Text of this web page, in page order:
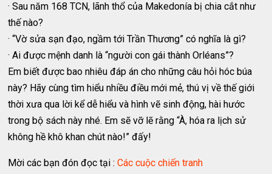
· Sau năm 168 TCN, lãnh thổ của Makedonía bị chia cắt như
thế nào?
· “Vờ sửa sạn đạo, ngầm tới Trần Thương” có nghĩa là gì?
· Ai được mệnh danh là “người con gái thành Orléans”?
Em biết được bao nhiêu đáp án cho những câu hỏi hóc búa
này? Hãy cùng tìm hiểu nhiều điều mới mẻ, thú vị về thế giới
thời xưa qua lời kể dễ hiểu và hình vẽ sinh động, hài hước
trong bộ sách này nhé. Em sẽ vỡ lẽ rằng “À, hóa ra lịch sử
không hề khô khan chút nào!” đấy!
Mời các bạn đón đọc tại :Các cuộc chiến tranh